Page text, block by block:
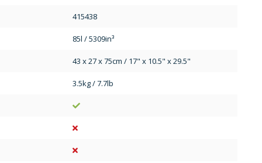
415438
85l / 5309in³
43 x 27 x 75cm / 17" x 10.5" x 29.5"
3.5kg / 7.7lb